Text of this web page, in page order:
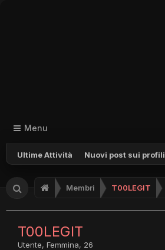
Menu
Ultime Attività Nuovi post sui profili
Membri T00LEGIT
T00LEGIT
Utente, Femmina, 26